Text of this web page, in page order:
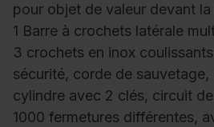
pour objet de valeur devant
1 Barre à crochets latérale
3 crochets en inox
sécurité, corde de sauvetage,
cylindre avec 2 clés, circuit
1000 fermetures différentes,